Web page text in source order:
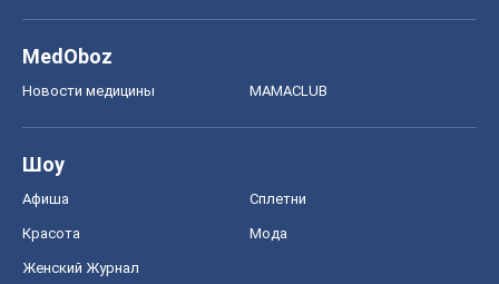
MedOboz
Новости медицины MAMACLUB
Шоу
Афиша Сплетни
Красота Мода
Женский Журнал